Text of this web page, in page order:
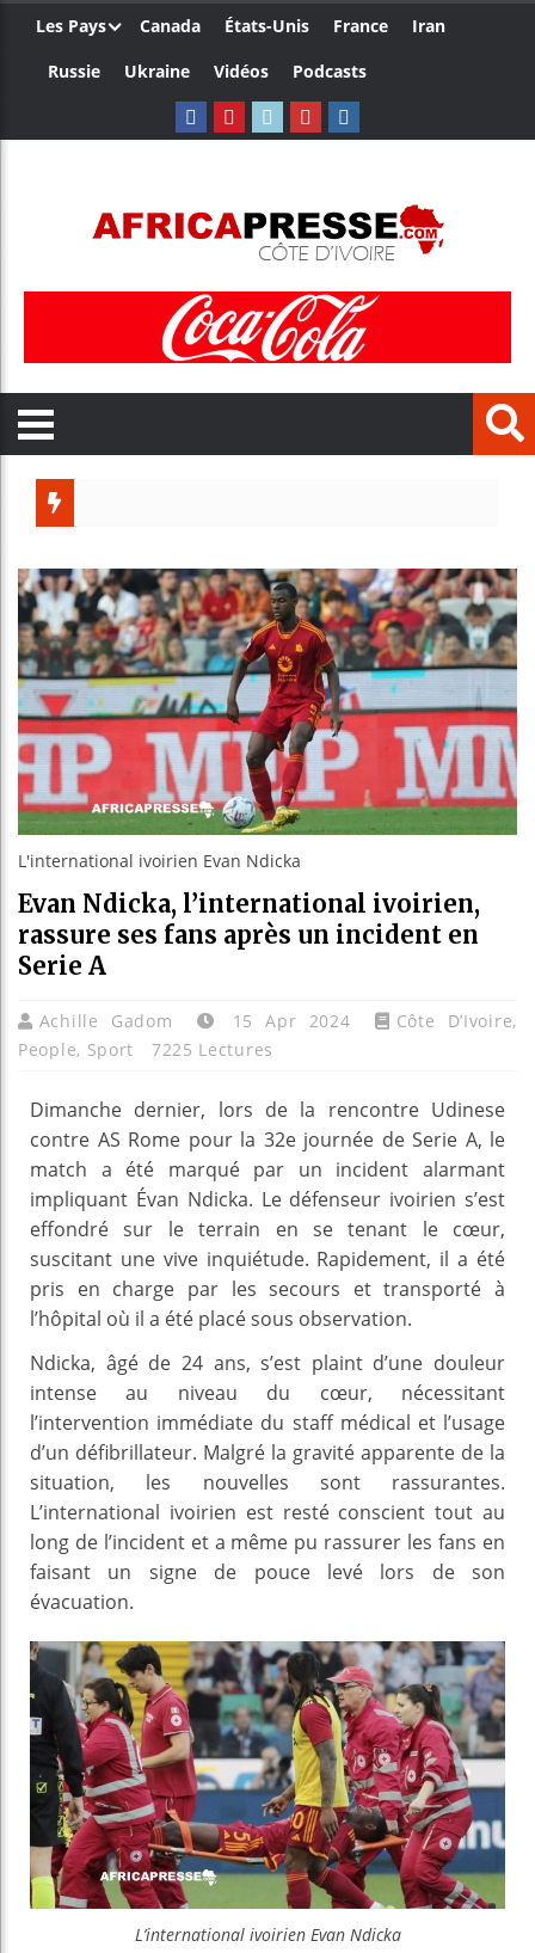
Les Pays Canada États-Unis France
Iran
Russie
Ukraine Vidéos Podcasts
Guinée :
Réforme
Bénin :
L'international ivoirien Evan Ndicka
Evan Ndicka, l’international ivoirien,
rassure ses fans après un incident en
Serie A
Achille Gadom 15 Apr 2024 Côte D’Ivoire,
People, Sport 7225 Lectures
Dimanche dernier, lors de la rencontre Udinese
contre AS Rome pour la 32e journée de Serie A, le
match a été marqué par un incident alarmant
impliquant Évan Ndicka. Le défenseur ivoirien s’est
effondré sur le terrain en se tenant le cœur,
suscitant une vive inquiétude. Rapidement, il a été
pris en charge par les secours et transporté à
l’hôpital où il a été placé sous observation.
Ndicka, âgé de 24 ans, s’est plaint d’une douleur
intense au niveau du cœur, nécessitant
l’intervention immédiate du staff médical et l’usage
d’un défibrillateur. Malgré la gravité apparente de la
situation, les nouvelles sont rassurantes.
L’international ivoirien est resté conscient tout au
long de l’incident et a même pu rassurer les fans en
faisant un signe de pouce levé lors de son
évacuation.
L’international ivoirien Evan Ndicka